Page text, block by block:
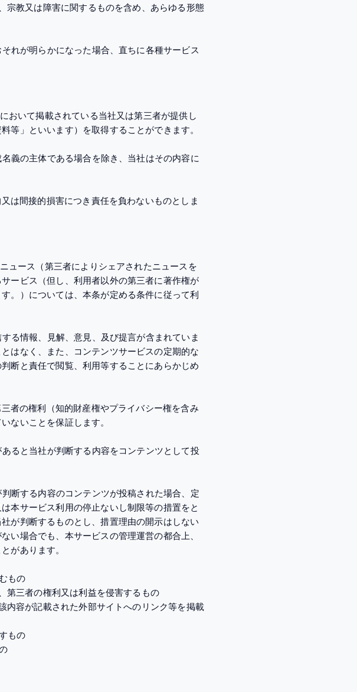
宗教又は障害に関するものを含め、あらゆる形態
れが明らかになった場合、直ちに各種サービス
おいて掲載されている当社又は第三者が提供し
等」といいます）を取得することができます。
義の主体である場合を除き、当社はその内容に
は間接的損害につき責任を負わないものとしま
ュース（第三者によりシェアされたニュースを
ービス（但し、利用者以外の第三者に著作権が
。）については、本条が定める条件に従って利
る情報、見解、意見、及び提言が含まれていま
はなく、また、コンテンツサービスの定期的な
断と責任で閲覧、利用等することにあらかじめ
者の権利（知的財産権やプライバシー権を含み
ないことを保証します。
ると当社が判断する内容をコンテンツとして投
断する内容のコンテンツが投稿された場合、定
本サービス利用の停止ないし制限等の措置をと
が判断するものとし、措置理由の開示はしない
い場合でも、本サービスの管理運営の都合上、
があります。
もの
第三者の権利又は利益を侵害するもの
内容が記載された外部サイトへのリンク等を掲載
もの